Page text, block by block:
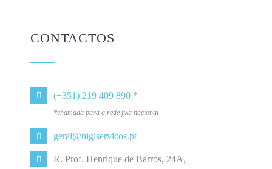
CONTACTOS
(+351) 219 409 890 *
*chamada para a rede fixa nacional
geral@higiservicos.pt
R. Prof. Henrique de Barros, 24A,